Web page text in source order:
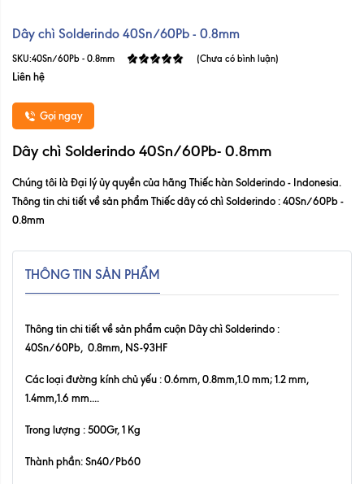
Dây chì Solderindo 40Sn/60Pb - 0.8mm
SKU:40Sn/60Pb - 0.8mm (Chưa có bình luận)
Liên hệ
Gọi ngay
Dây chì Solderindo 40Sn/60Pb- 0.8mm
Chúng tôi là Đại lý ủy quyền của hãng Thiếc hàn Solderindo - Indonesia.
Thông tin chi tiết về sản phẩm Thiếc dây có chì Solderindo : 40Sn/60Pb -
0.8mm
THÔNG TIN SẢN PHẨM
Thông tin chi tiết về sản phẩm cuộn Dây chì Solderindo :
40Sn/60Pb, 0.8mm, NS-93HF
Các loại đường kính chủ yếu : 0.6mm, 0.8mm,1.0 mm; 1.2 mm,
1.4mm,1.6 mm....
Trong lượng : 500Gr, 1 Kg
Thành phần: Sn40/Pb60